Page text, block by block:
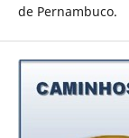
de Pernambuco.